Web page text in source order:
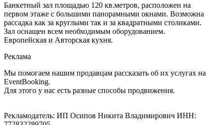
Банкетный зал площадью 120 кв.метров, расположен на
первом этаже с большими панорамными окнами. Возможна
рассадка как за круглыми так и за квадратными столиками.
Зал оснащен всем необходимым оборудованием.
Европейская и Авторская кухня.
Реклама
Мы помогаем нашим продавцам рассказать об их услугах на
EventBooking.
Для этого у нас есть разные способы продвижения.
Рекламодатель: ИП Осипов Никита Владимирович ИНН: